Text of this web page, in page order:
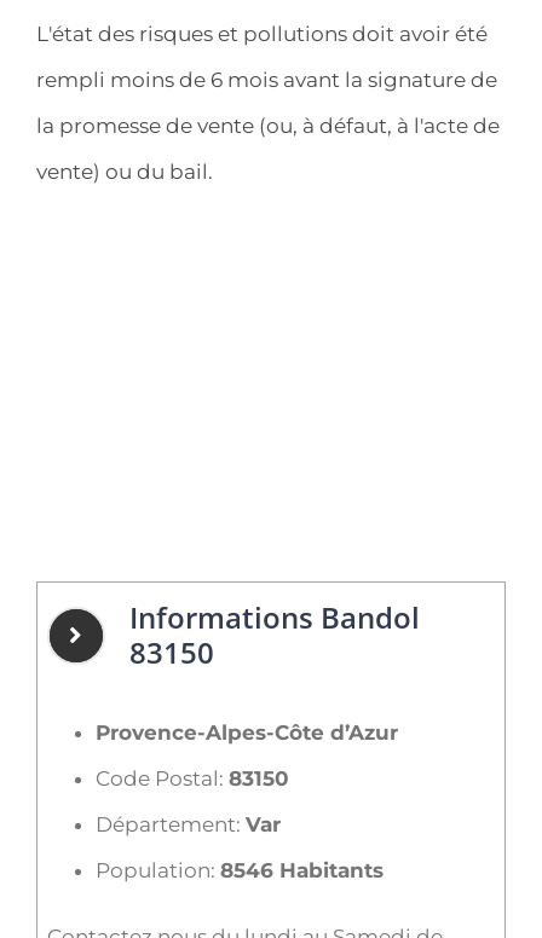
L'état des risques et pollutions doit avoir été
rempli moins de 6 mois avant la signature de
la promesse de vente (ou, à défaut, à l'acte de
vente) ou du bail.
Informations Bandol
83150
Provence-Alpes-Côte d’Azur
Code Postal: 83150
Département: Var
Population: 8546 Habitants